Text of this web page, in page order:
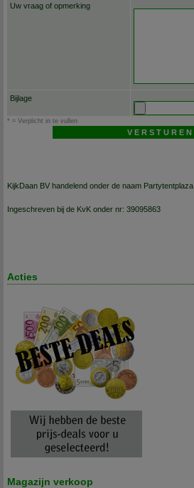
Uw vraag of opmerking
Bijlage
* = Verplicht in te vullen
KijkDaan BV handelend onder de naam Partytentplaza
Ingeschreven bij de KvK onder nr: 39095863
Acties
Magazijn verkoop